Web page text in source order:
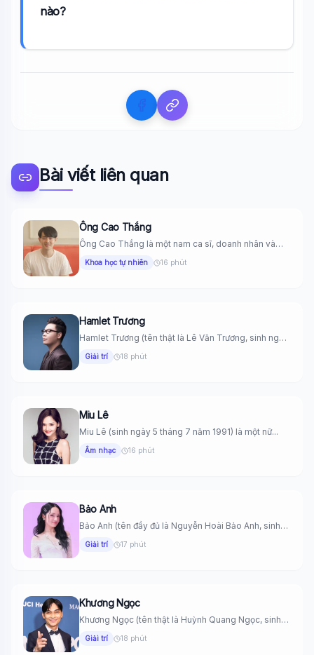
nào?
Bài viết liên quan
Ông Cao Thắng
Ông Cao Thắng là một nam ca sĩ, doanh nhân và
Khoa học tự nhiên 16 phút
Hamlet Trương
Hamlet Trương (tên thật là Lê Văn Trương, sinh ngày
Giải trí 18 phút
Miu Lê
Miu Lê (sinh ngày 5 tháng 7 năm 1991) là một nữ...
Âm nhạc 16 phút
Bảo Anh
Bảo Anh (tên đầy đủ là Nguyễn Hoài Bảo Anh, sinh
Giải trí 17 phút
Khương Ngọc
Khương Ngọc (tên thật là Huỳnh Quang Ngọc, sinh
Giải trí 18 phút